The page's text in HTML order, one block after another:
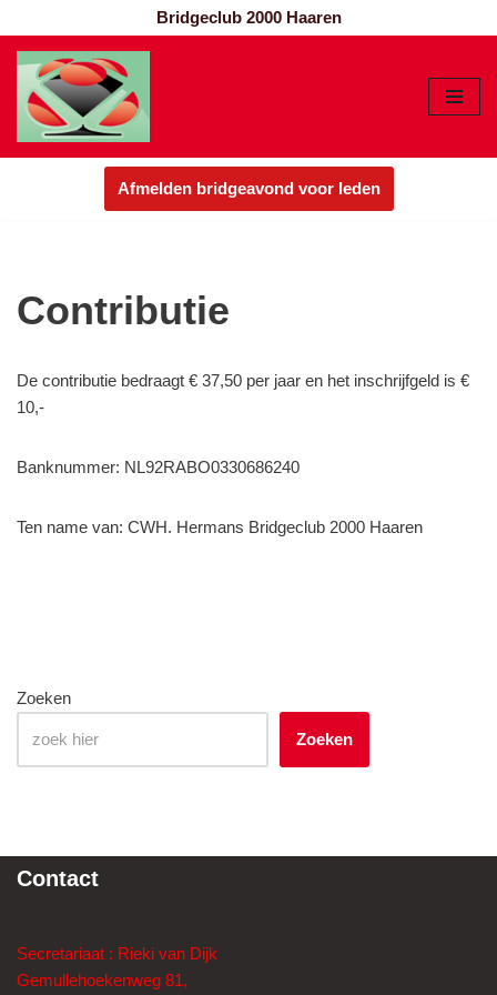
Ga
naar
de
inhoud
Bridgeclub 2000 Haaren
Afmelden bridgeavond voor leden
Contributie
De contributie bedraagt € 37,50 per jaar en het inschrijfgeld is €
10,-
Banknummer: NL92RABO0330686240
Ten name van: CWH. Hermans Bridgeclub 2000 Haaren
Zoeken
Zoeken
Contact
Secretariaat : Rieki van Dijk
Gemullehoekenweg 81,